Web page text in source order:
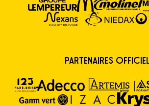
Partenaires